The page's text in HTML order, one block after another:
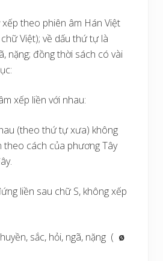
theo phiên âm Hán Việt
Việt); về dấu thứ tự là
nặng; đồng thời sách có vài
xếp liền với nhau:
(theo thứ tự xưa) không
theo cách của phương Tây
liền sau chữ S, không xếp
sắc, hỏi, ngã, nặng ( ø